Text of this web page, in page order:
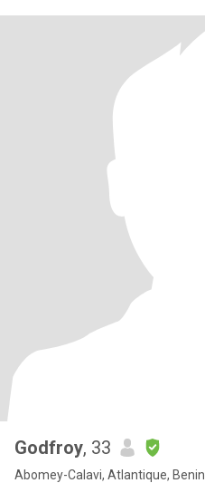
Godfroy, 33
Abomey-Calavi, Atlantique, Benin